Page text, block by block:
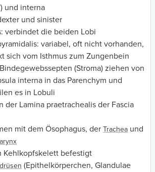
und interna
und sinister
verbindet die beiden Lobi
variabel, oft nicht vorhanden,
sich vom Isthmus zum Zungenbein
(Stroma) ziehen von
interna in das Parenchym und
es in Lobuli
der Lamina praetrachealis der Fascia
mit dem Ösophagus, der Trachea und
Kehlkopfskelett befestigt
(Epithelkörperchen, Glandulae